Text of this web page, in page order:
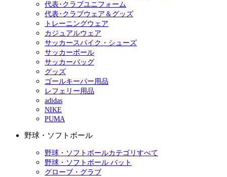
代表･クラブユニフォーム
代表･クラブウェア＆グッズ
トレーニングウェア
カジュアルウェア
サッカースパイク・シューズ
サッカーボール
サッカーバッグ
グッズ
ゴールキーパー用品
レフェリー用品
adidas
NIKE
PUMA
野球・ソフトボール
野球・ソフトボールカテゴリすべて
野球・ソフトボール バット
グローブ・グラブ